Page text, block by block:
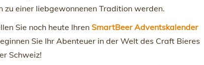
zu einer liebgewonnenen Tradition werden.
Sie noch heute IhrenSmartBeer Adventskalender
Sie Ihr Abenteuer in der Welt des Craft Bieres
Schweiz!